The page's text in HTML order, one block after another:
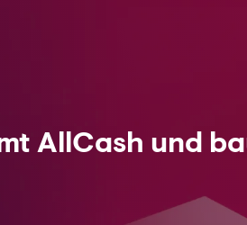
AllCash und